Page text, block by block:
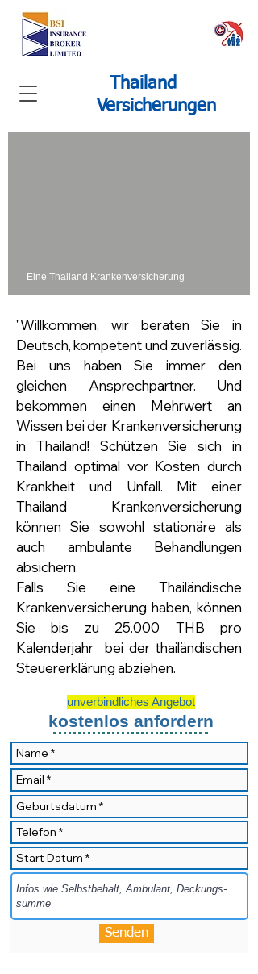
Thailand
Versicherungen
Eine Thailand Krankenversicherung
​"Willkommen, wir beraten Sie in
Deutsch, kompetent und zuverlässig.
Bei uns haben Sie immer den
gleichen Ansprechpartner. Und
bekommen einen Mehrwert an
Wissen bei der Krankenversicherung
in Thailand! Schützen Sie sich in
Thailand optimal vor Kosten durch
Krankheit und Unfall. Mit einer
Thailand Krankenversicherung
können Sie sowohl stationäre als
auch ambulante Behandlungen
absichern.
Falls Sie eine Thailändische
Krankenversicherung haben, können
Sie bis zu 25.000 THB pro
Kalenderjahr bei der thailändischen
Steuererklärung abziehen.
unverbindliches Angebot
kostenlos anfordern
Senden